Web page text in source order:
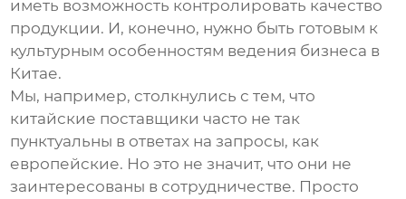
иметь возможность контролировать качество
продукции. И, конечно, нужно быть готовым к
культурным особенностям ведения бизнеса в
Китае.
Мы, например, столкнулись с тем, что
китайские поставщики часто не так
пунктуальны в ответах на запросы, как
европейские. Но это не значит, что они не
заинтересованы в сотрудничестве. Просто